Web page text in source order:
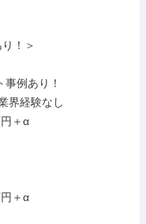
！＞
例あり！
界経験なし
＋α
＋α